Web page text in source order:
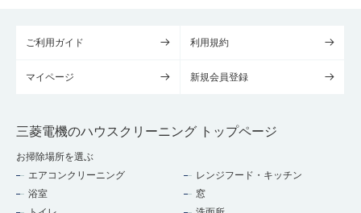
ご利用ガイド 利用規約
マイページ 新規会員登録
三菱電機のハウスクリーニング トップページ
お掃除場所を選ぶ
エアコンクリーニング
レンジフード・キッチン
浴室
窓